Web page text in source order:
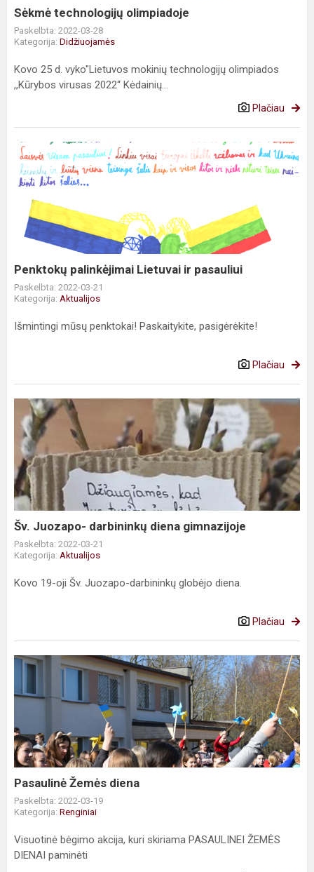
Sėkmė technologijų olimpiadoje
Paskelbta: 2022-03-28
Kategorija: Didžiuojamės
Kovo 25 d. vyko"Lietuvos mokinių technologijų olimpiados
,,Kūrybos virusas 2022“ Kėdainių...
Plačiau
Penktokų
palinkėjimai
Lietuvai
pasauliui
Penktokų palinkėjimai Lietuvai ir pasauliui
Paskelbta: 2022-03-21
Kategorija: Aktualijos
Išmintingi mūsų penktokai! Paskaitykite, pasigėrėkite!
Plačiau
Juozapo-
darbininkų
diena
gimnazijoje
Šv. Juozapo- darbininkų diena gimnazijoje
Paskelbta: 2022-03-21
Kategorija: Aktualijos
Kovo 19-oji Šv. Juozapo-darbininkų globėjo diena.
Plačiau
Pasaulinė
diena
Pasaulinė Žemės diena
Paskelbta: 2022-03-19
Kategorija: Renginiai
Visuotinė bėgimo akcija, kuri skiriama PASAULINEI ŽEMĖS
DIENAI paminėti